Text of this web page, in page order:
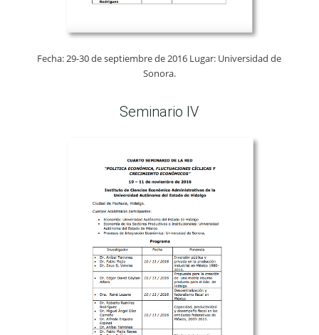
Fecha: 29-30 de septiembre de 2016 Lugar: Universidad de
Sonora.
Seminario IV